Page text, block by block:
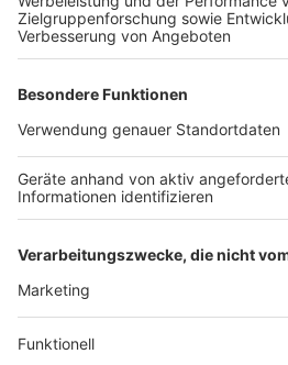
Aktuell sind keine weiteren
das diesjährige Budget
das kommende Jahr 2026
Verfügung.Die LEADER-
informieren, sobald ein neuer
Weitere Informationen zu den
Anzeige